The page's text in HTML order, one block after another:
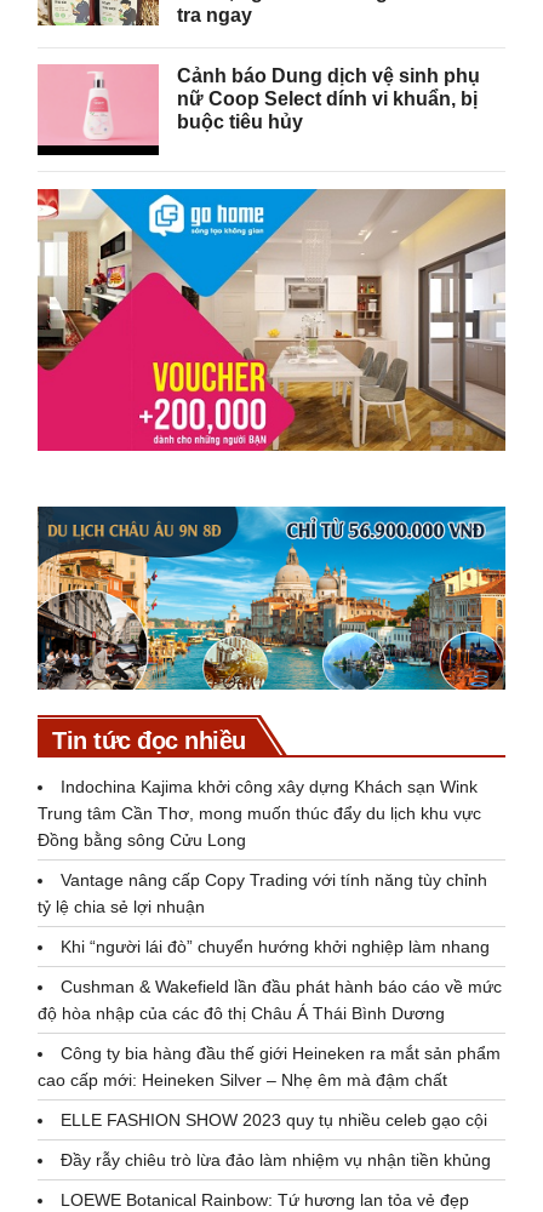
tra ngay
Cảnh báo Dung dịch vệ sinh phụ
nữ Coop Select dính vi khuẩn, bị
buộc tiêu hủy
Tin tức đọc nhiều
Indochina Kajima khởi công xây dựng Khách sạn Wink
Trung tâm Cần Thơ, mong muốn thúc đẩy du lịch khu vực
Đồng bằng sông Cửu Long
Vantage nâng cấp Copy Trading với tính năng tùy chỉnh
tỷ lệ chia sẻ lợi nhuận
Khi “người lái đò” chuyển hướng khởi nghiệp làm nhang
Cushman & Wakefield lần đầu phát hành báo cáo về mức
độ hòa nhập của các đô thị Châu Á Thái Bình Dương
Công ty bia hàng đầu thế giới Heineken ra mắt sản phẩm
cao cấp mới: Heineken Silver – Nhẹ êm mà đậm chất
ELLE FASHION SHOW 2023 quy tụ nhiều celeb gạo cội
Đầy rẫy chiêu trò lừa đảo làm nhiệm vụ nhận tiền khủng
LOEWE Botanical Rainbow: Tứ hương lan tỏa vẻ đẹp